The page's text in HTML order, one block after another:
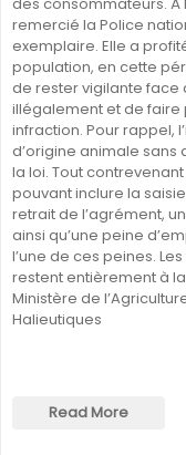
remercié la Police
exemplaire. Elle a
population, en cette
de rester vigilante face
illégalement et de faire
infraction. Pour rappel,
d’origine animale
la loi. Tout
pouvant inclure la
retrait de l’agrément,
ainsi qu’une peine
l’une de ces peines.
restent entièrement à
Ministère de
Halieutiques
Read More